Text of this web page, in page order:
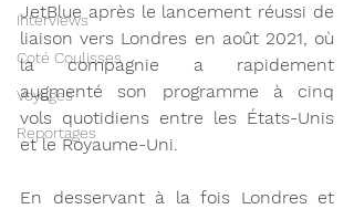
Interviews
Coté Coulisses
Voyages
Reportages
JetBlue après le lancement réussi de
liaison vers Londres en août 2021, où
la compagnie a rapidement
augmenté son programme à cinq
vols quotidiens entre les États-Unis
et le Royaume-Uni.
En desservant à la fois Londres et